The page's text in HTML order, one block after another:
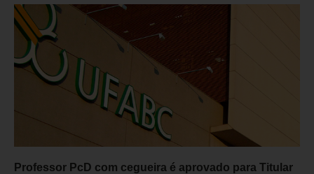
Professor PcD com cegueira é aprovado para Titular